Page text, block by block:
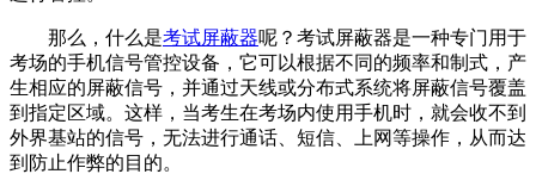
那么，什么是考试屏蔽器呢？考试屏蔽器是一种专门用于
考场的手机信号管控设备，它可以根据不同的频率和制式，产
生相应的屏蔽信号，并通过天线或分布式系统将屏蔽信号覆盖
到指定区域。这样，当考生在考场内使用手机时，就会收不到
外界基站的信号，无法进行通话、短信、上网等操作，从而达
到防止作弊的目的。